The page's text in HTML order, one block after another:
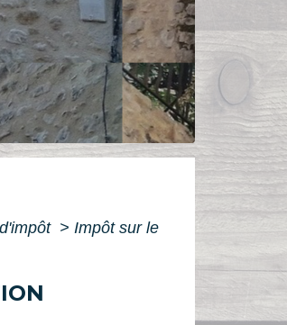
> Impôt sur le